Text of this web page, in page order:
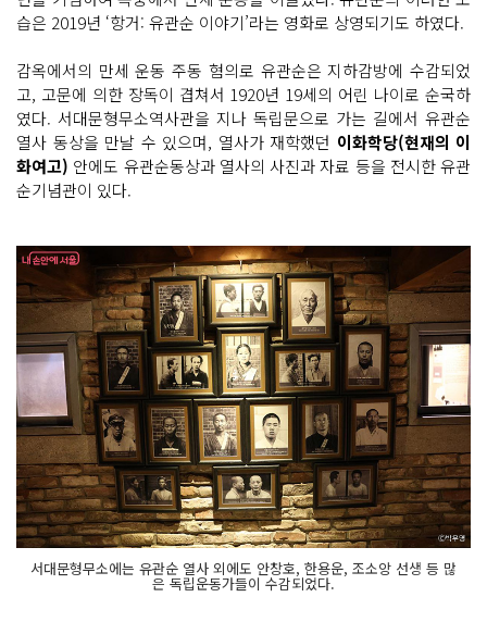
습은 2019년 ‘항거: 유관순 이야기’라는 영화로 상영되기도 하였다.
감옥에서의 만세 운동 주동 혐의로 유관순은 지하감방에 수감되었
고, 고문에 의한 장독이 겹쳐서 1920년 19세의 어린 나이로 순국하
였다. 서대문형무소역사관을 지나 독립문으로 가는 길에서 유관순
열사 동상을 만날 수 있으며, 열사가 재학했던 이화학당(현재의 이
화여고) 안에도 유관순동상과 열사의 사진과 자료 등을 전시한 유관
순기념관이 있다.
서대문형무소에는 유관순 열사 외에도 안창호, 한용운, 조소앙 선생 등 많
은 독립운동가들이 수감되었다.